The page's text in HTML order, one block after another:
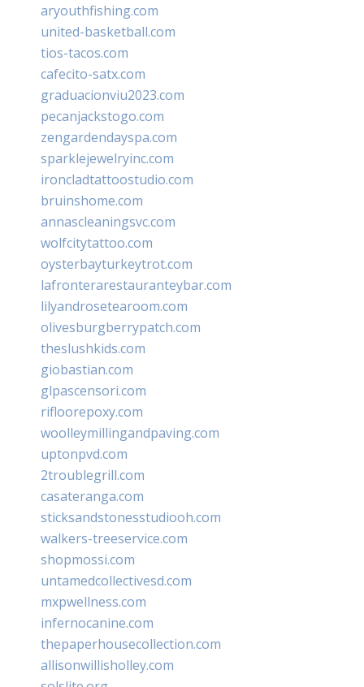
aryouthfishing.com
united-basketball.com
tios-tacos.com
cafecito-satx.com
graduacionviu2023.com
pecanjackstogo.com
zengardendayspa.com
sparklejewelryinc.com
ironcladtattoostudio.com
bruinshome.com
annascleaningsvc.com
wolfcitytattoo.com
oysterbayturkeytrot.com
lafronterarestauranteybar.com
lilyandrosetearoom.com
olivesburgberrypatch.com
theslushkids.com
giobastian.com
glpascensori.com
rifloorepoxy.com
woolleymillingandpaving.com
uptonpvd.com
2troublegrill.com
casateranga.com
sticksandstonesstudiooh.com
walkers-treeservice.com
shopmossi.com
untamedcollectivesd.com
mxpwellness.com
infernocanine.com
thepaperhousecollection.com
allisonwillisholley.com